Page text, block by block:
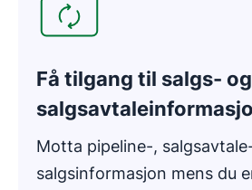
Få tilgang til salgs- og
Motta pipeline-,
salgsinformasjon mens du